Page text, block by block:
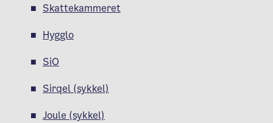
Skattekammeret
Hygglo
SiO
Sirqel (sykkel)
Joule (sykkel)